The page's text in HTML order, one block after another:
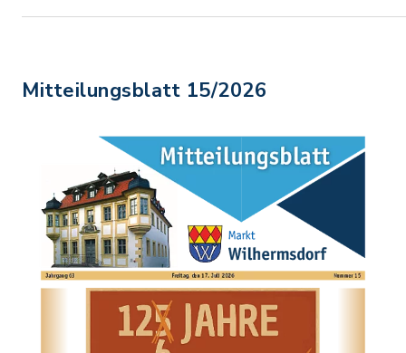
Mitteilungsblatt 15/2026